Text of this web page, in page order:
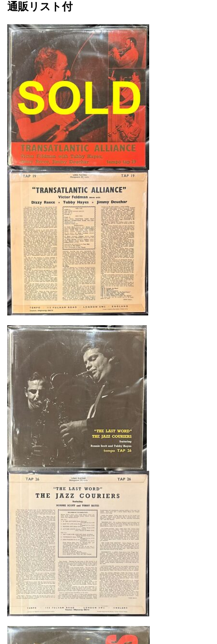
通販リスト付